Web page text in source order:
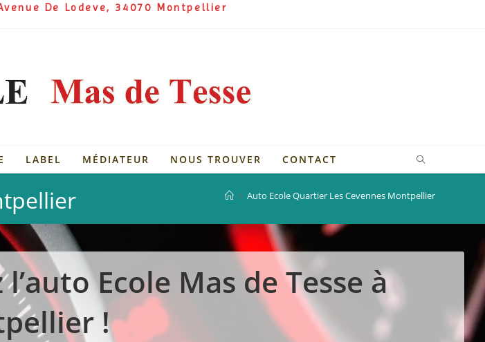
De Lodeve, 34070 Montpellier
LABEL MÉDIATEUR NOUS TROUVER CONTACT
> Auto Ecole Quartier Les Cevennes Montpellier
Ecole Mas de Tesse à
!